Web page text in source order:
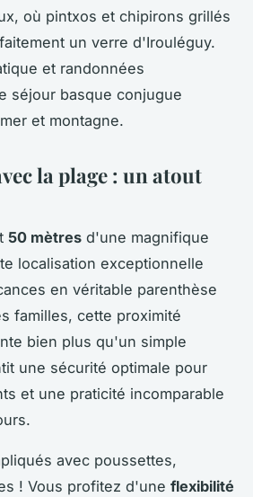
où pintxos et chipirons grillés
un verre d'Irouléguy.
et randonnées
séjour basque conjugue
et montagne.
la plage : un atout
50 mètres d'une magnifique
localisation exceptionnelle
en véritable parenthèse
familles, cette proximité
bien plus qu'un simple
une sécurité optimale pour
et une praticité incomparable
avec poussettes,
! Vous profitez d'une flexibilité